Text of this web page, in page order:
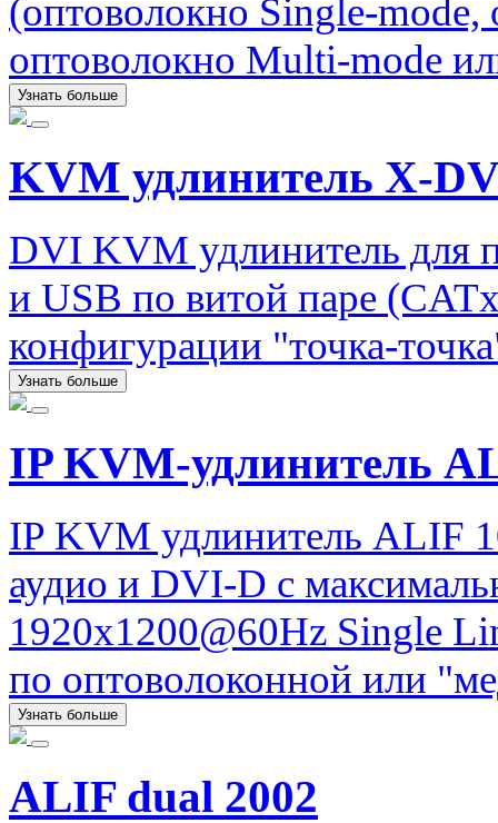
(оптоволокно Single-
оптоволокно Multi-mode
Узнать больше
KVM удлинитель X-
DVI KVM удлинитель для
и USB по витой паре
конфигурации "точка-
Узнать больше
IP KVM-удлинитель
IP KVM удлинитель ALIF
аудио и DVI-D с
1920x1200@60Hz Single
по оптоволоконной или
Узнать больше
ALIF dual 2002